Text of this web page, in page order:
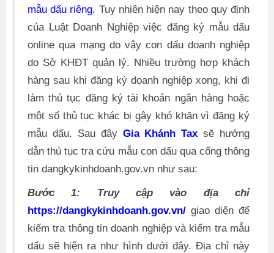
mẫu dấu riêng. Tuy nhiên hiện nay theo quy định
của Luật Doanh Nghiệp việc đăng ký mẫu dấu
online qua mạng do vậy con dấu doanh nghiệp
do Sở KHĐT quản lý. Nhiều trường hợp khách
hàng sau khi đăng ký doanh nghiệp xong, khi đi
làm thủ tục đăng ký tài khoản ngân hàng hoặc
một số thủ tục khác bị gây khó khăn vì đăng ký
mẫu dấu. Sau đây Gia Khánh Tax sẽ hướng
dẫn thủ tục tra cứu mẫu con dấu qua cổng thông
tin dangkykinhdoanh.gov.vn như sau:
Bước 1: Truy cập vào địa chỉ
https://dangkykinhdoanh.gov.vn/ giao diện để
kiểm tra thông tin doanh nghiệp và kiểm tra mẫu
dấu sẽ hiện ra như hình dưới đây. Địa chỉ này